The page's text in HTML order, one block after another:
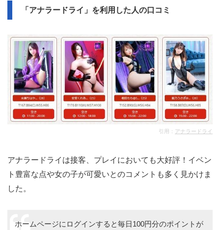
「アナラードライ」を利用した人の口コミ
引用： アナラードライ
アナラードライは接客、プレイにおいても大好評！イベン
ト豊富な点や女の子が可愛いとのコメントも多く見かけま
した。
ホームページにログインすると毎日100円分のポイントが